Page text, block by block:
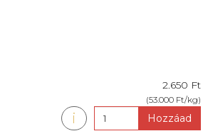
2.650 Ft
(53.000 Ft/kg)
Hozzáad
i